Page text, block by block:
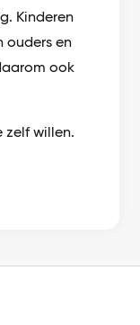
Kinderen
ouders en
ook
zelf willen.